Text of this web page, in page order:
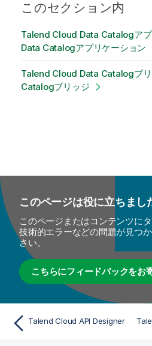
このセクション内
Talend Cloud Data Catalogア
Data Catalogアプリケーション
Talend Cloud Data Catalogブ
Catalogブリッジ
このページは役に立ちまし
このページまたはコンテンツに
技術的エラーなどの問題が見つ
さい。
こちらにフィードバックをお
Talend Cloud API Designer